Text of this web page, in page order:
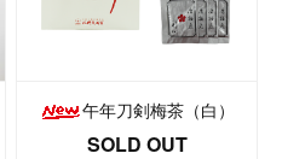
午年刀剣梅茶（白）
SOLD OUT